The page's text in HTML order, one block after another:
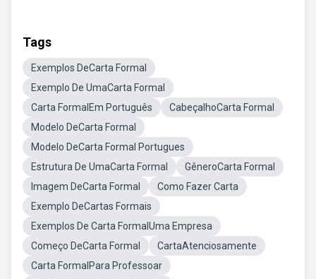
Tags
Exemplos DeCarta Formal
Exemplo De UmaCarta Formal
Carta FormalEm Português
CabeçalhoCarta Formal
Modelo DeCarta Formal
Modelo DeCarta Formal Portugues
Estrutura De UmaCarta Formal
GêneroCarta Formal
Imagem DeCarta Formal
Como Fazer Carta
Exemplo DeCartas Formais
Exemplos De Carta FormalUma Empresa
Começo DeCarta Formal
CartaAtenciosamente
Carta FormalPara Professoar